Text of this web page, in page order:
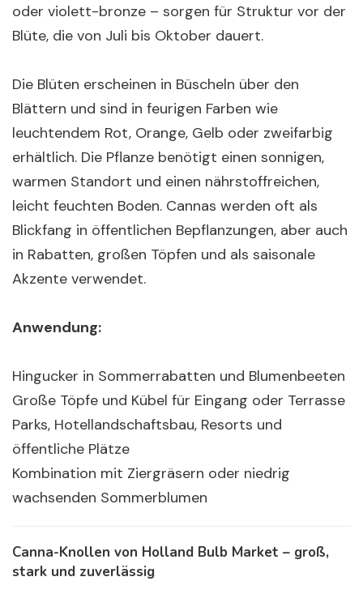
oder violett-bronze – sorgen für Struktur vor der
Blüte, die von Juli bis Oktober dauert.
Die Blüten erscheinen in Büscheln über den
Blättern und sind in feurigen Farben wie
leuchtendem Rot, Orange, Gelb oder zweifarbig
erhältlich. Die Pflanze benötigt einen sonnigen,
warmen Standort und einen nährstoffreichen,
leicht feuchten Boden. Cannas werden oft als
Blickfang in öffentlichen Bepflanzungen, aber auch
in Rabatten, großen Töpfen und als saisonale
Akzente verwendet.
Anwendung:
Hingucker in Sommerrabatten und Blumenbeeten
Große Töpfe und Kübel für Eingang oder Terrasse
Parks, Hotellandschaftsbau, Resorts und
öffentliche Plätze
Kombination mit Ziergräsern oder niedrig
wachsenden Sommerblumen
Canna-Knollen von Holland Bulb Market – groß,
stark und zuverlässig